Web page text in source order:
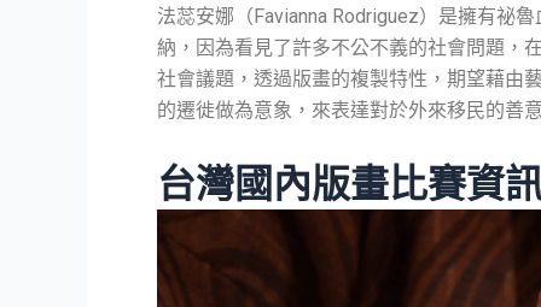
法蕊安娜（Favianna Rodriguez）是擁有祕
納，因為看見了許多不公不義的社會問題，
社會議題，透過版畫的複製特性，期望藉由
的遷徙做為意象，來表達對於外來移民的善
台灣國內版畫比賽資